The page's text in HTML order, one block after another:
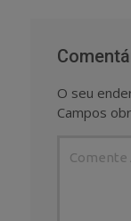
O seu
Campos